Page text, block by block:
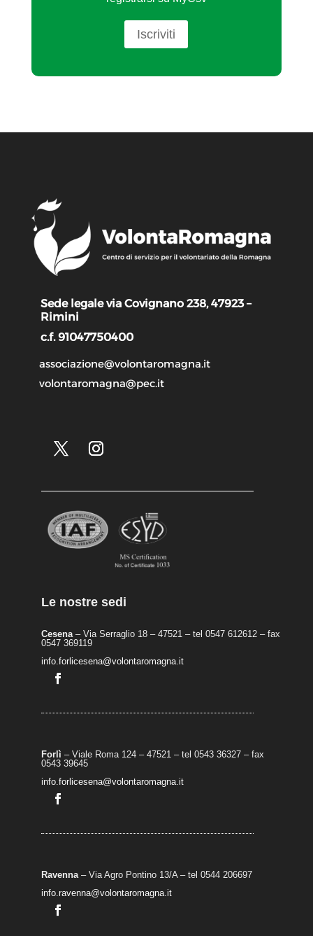
Iscriviti
Sede legale via Covignano 238, 47923 –
Rimini
c.f. 91047750400
associazione@volontaromagna.it
volontaromagna@pec.it
Le nostre sedi
Cesena– Via Serraglio 18 – 47521 – tel 0547 612612 – fax
0547 369119
info.forlicesena@volontaromagna.it
Forlì – Viale Roma 124 – 47521 – tel 0543 36327 – fax
0543 39645
info.forlicesena@volontaromagna.it
Ravenna– Via Agro Pontino 13/A– tel 0544 206697
info.ravenna@volontaromagna.it